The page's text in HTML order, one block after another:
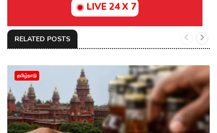
LIVE 24 X 7
RELATED POSTS
தமிழ்நாடு